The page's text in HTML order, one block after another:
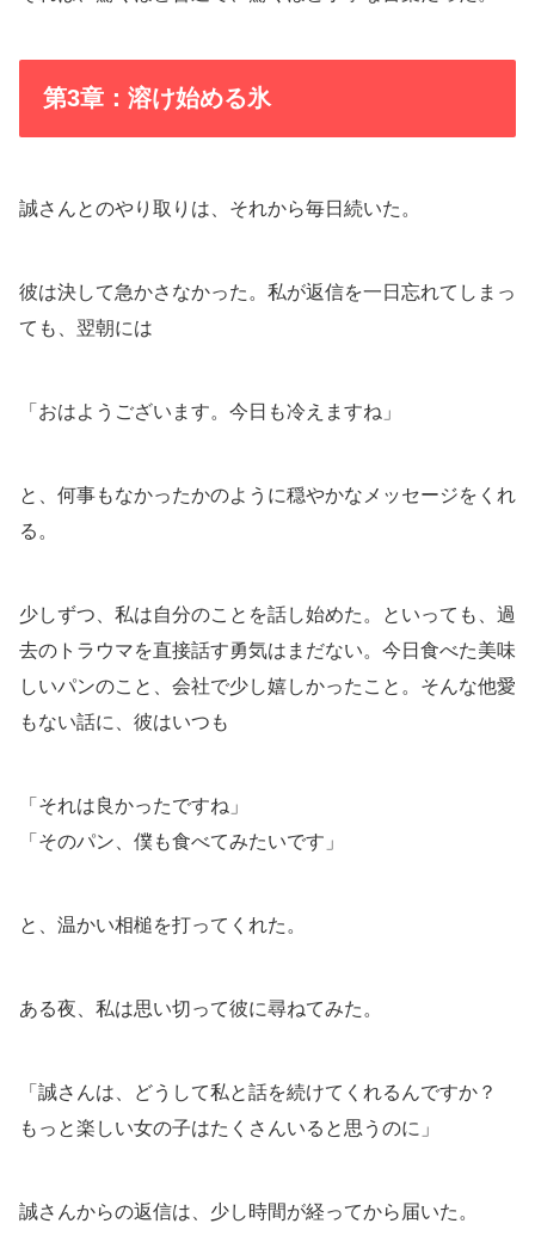
第3章：溶け始める氷
誠さんとのやり取りは、それから毎日続いた。
彼は決して急かさなかった。私が返信を一日忘れてしまっ
ても、翌朝には
「おはようございます。今日も冷えますね」
と、何事もなかったかのように穏やかなメッセージをくれ
る。
少しずつ、私は自分のことを話し始めた。といっても、過
去のトラウマを直接話す勇気はまだない。今日食べた美味
しいパンのこと、会社で少し嬉しかったこと。そんな他愛
もない話に、彼はいつも
「それは良かったですね」
「そのパン、僕も食べてみたいです」
と、温かい相槌を打ってくれた。
ある夜、私は思い切って彼に尋ねてみた。
「誠さんは、どうして私と話を続けてくれるんですか？
もっと楽しい女の子はたくさんいると思うのに」
誠さんからの返信は、少し時間が経ってから届いた。